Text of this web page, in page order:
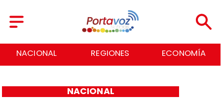
NACIONAL REGIONES ECONOMÍA
NACIONAL